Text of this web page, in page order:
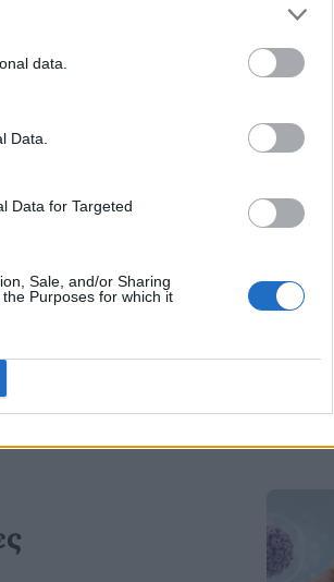
data.
Data.
Data for Targeted
Sale, and/or Sharing
Purposes for which it
Εστιακή
της
μια
κινδύνου